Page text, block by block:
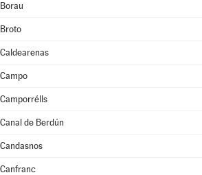
Borau
Broto
Caldearenas
Campo
Camporrélls
Canal de Berdún
Candasnos
Canfranc